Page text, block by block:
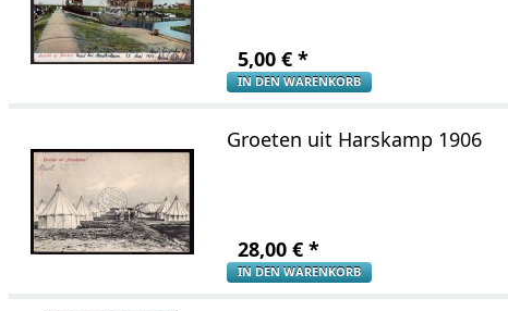
5,00 € *
IN DEN WARENKORB
Groeten uit Harskamp 1906
28,00 € *
IN DEN WARENKORB